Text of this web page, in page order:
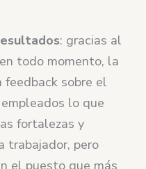
: gracias al
todo momento, la
feedback sobre el
lo que
fortalezas y
trabajador, pero